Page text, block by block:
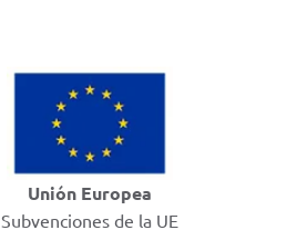
Unión Europea
Subvenciones de la UE